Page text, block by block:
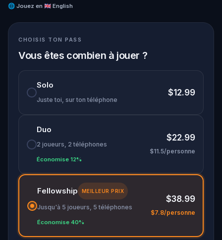
secrets, and unravel the conspiracy before their
Will you be the one to expose the truth and save
the world from an invisible tyranny?
Oh... and don't forget to saythank you
🌐 Jouez en 🇬🇧 English
CHOISIS TON PASS
Vous êtes combien à jouer ?
Solo
Juste toi, sur ton téléphone
$12.99
Duo
2 joueurs, 2 téléphones
Économise 12%
$22.99
$11.5/personne
Fellowship MEILLEUR PRIX
Jusqu'à 5 joueurs, 5 téléphones
Économise 40%
$38.99
$7.8/personne